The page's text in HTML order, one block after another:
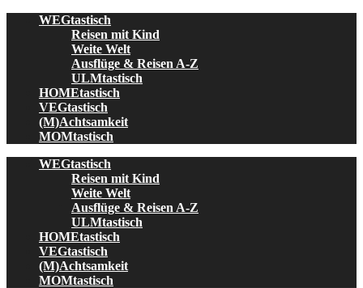
WEGtastisch
Reisen mit Kind
Weite Welt
Ausflüge & Reisen A-Z
ULMtastisch
HOMEtastisch
VEGtastisch
(M)Achtsamkeit
MOMtastisch
WEGtastisch
Reisen mit Kind
Weite Welt
Ausflüge & Reisen A-Z
ULMtastisch
HOMEtastisch
VEGtastisch
(M)Achtsamkeit
MOMtastisch